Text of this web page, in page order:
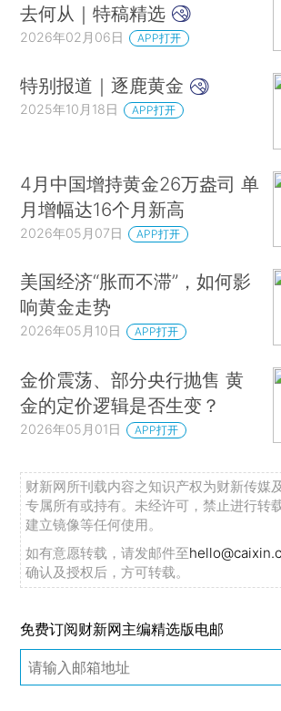
去何从｜特稿精选
2026年02月06日 APP打开
特别报道｜逐鹿黄金
2025年10月18日 APP打开
4月中国增持黄金26万盎司 单
月增幅达16个月新高
2026年05月07日 APP打开
美国经济“胀而不滞”，如何影
响黄金走势
2026年05月10日 APP打开
金价震荡、部分央行抛售 黄
金的定价逻辑是否生变？
2026年05月01日 APP打开
财新网所刊载内容之知识产权为财新传媒
专属所有或持有。未经许可，禁止进行转
建立镜像等任何使用。
如有意愿转载，请发邮件至
确认及授权后，方可转载。
免费订阅财新网主编精选版电邮